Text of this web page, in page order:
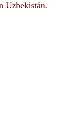
Uzbekistán.